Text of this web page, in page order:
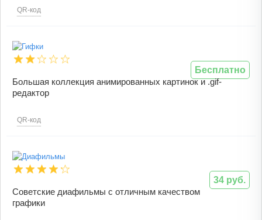
QR-код
Большая коллекция анимированных картинок и .gif-
редактор
QR-код
Бесплатно
Советские диафильмы с отличным качеством
графики
34 руб.